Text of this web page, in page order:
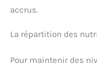
accrus.
La répartition des
Pour maintenir des